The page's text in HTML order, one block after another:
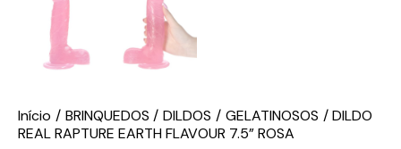
Início BRINQUEDOS DILDOS GELATINOSOS
DILDO
REAL RAPTURE EARTH FLAVOUR 7.5” ROSA